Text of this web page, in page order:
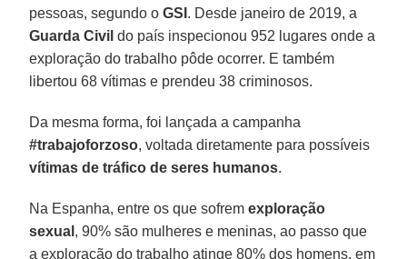
pessoas, segundo oGSI . Desde janeiro de 2019, a
Guarda Civil do país inspecionou 952 lugares onde a
exploração do trabalho pôde ocorrer. E também
libertou 68 vítimas e prendeu 38 criminosos.
Da mesma forma, foi lançada a campanha
#trabajoforzoso, voltada diretamente para possíveis
vítimas de tráfico de seres humanos.
Na Espanha, entre os que sofremexploração
sexual , 90% são mulheres e meninas, ao passo que
a exploração do trabalho atinge 80% dos homens, em